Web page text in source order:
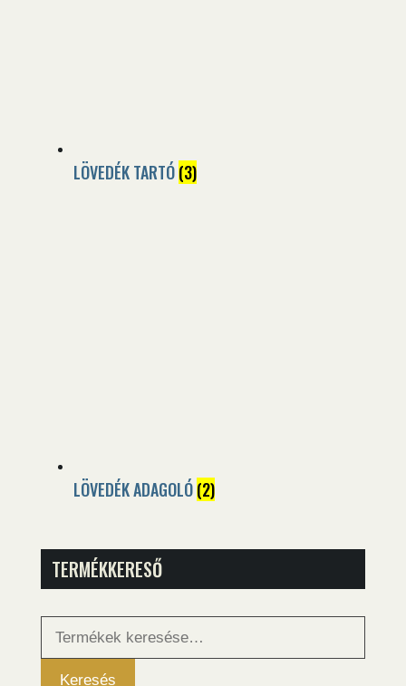
LÖVEDÉK TARTÓ(3)
LÖVEDÉK ADAGOLÓ(2)
TERMÉKKERESŐ
következőre:
Keresés